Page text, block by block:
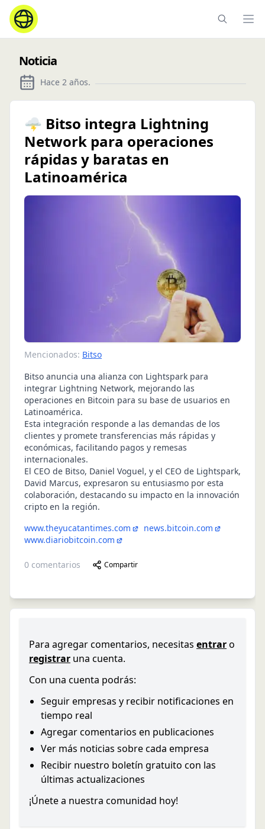
Noticia
Hace 2 años.
🌩️ Bitso integra Lightning
Network para operaciones
rápidas y baratas en
Latinoamérica
Mencionados: Bitso
Bitso anuncia una alianza con Lightspark para
integrar Lightning Network, mejorando las
operaciones en Bitcoin para su base de usuarios en
Latinoamérica.
Esta integración responde a las demandas de los
clientes y promete transferencias más rápidas y
económicas, facilitando pagos y remesas
internacionales.
El CEO de Bitso, Daniel Voguel, y el CEO de Lightspark,
David Marcus, expresaron su entusiasmo por esta
colaboración, destacando su impacto en la innovación
cripto en la región.
www.theyucatantimes.com
news.bitcoin.com
www.diariobitcoin.com
0 comentarios Compartir
Para agregar comentarios, necesitas entraro
registrar una cuenta.
Con una cuenta podrás:
Seguir empresas y recibir notificaciones en
tiempo real
Agregar comentarios en publicaciones
Ver más noticias sobre cada empresa
Recibir nuestro boletín gratuito con las
últimas actualizaciones
¡Únete a nuestra comunidad hoy!